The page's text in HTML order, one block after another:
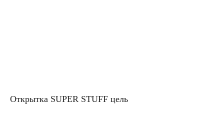
Открытка SUPER STUFF цель